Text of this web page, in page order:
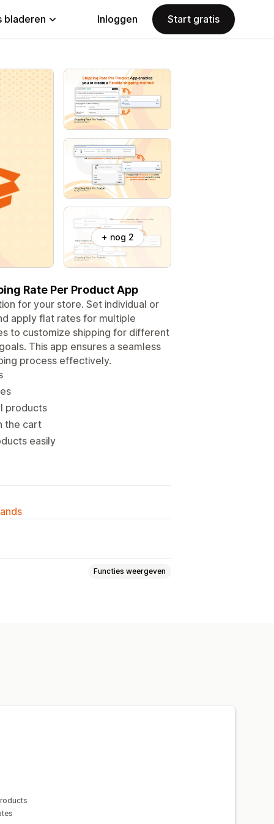
bladeren Inloggen Start gratis
+ nog 2
Rate Per Product App
for your store. Set individual or
apply flat rates for multiple
to customize shipping for different
This app ensures a seamless
process effectively.
products
the cart
easily
Functies weergeven